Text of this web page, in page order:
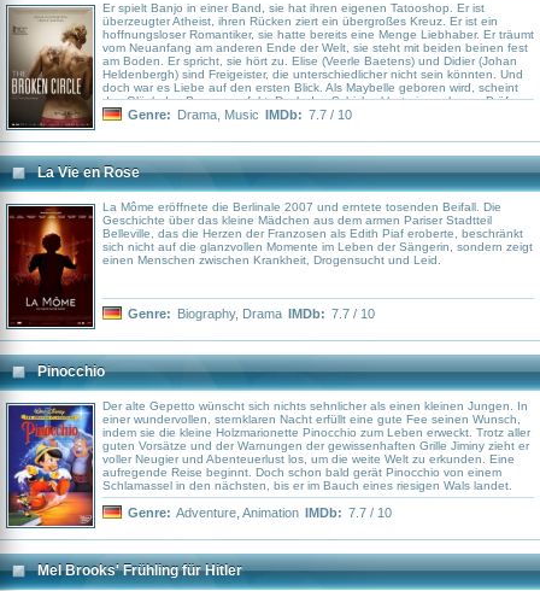
Er spielt Banjo in einer Band, sie hat ihren eigenen Tatooshop. Er ist
überzeugter Atheist, ihren Rücken ziert ein übergroßes Kreuz. Er ist ein
hoffnungsloser Romantiker, sie hatte bereits eine Menge Liebhaber. Er träumt
vom Neuanfang am anderen Ende der Welt, sie steht mit beiden beinen fest
am Boden. Er spricht, sie hört zu. Elise (Veerle Baetens) und Didier (Johan
Heldenbergh) sind Freigeister, die unterschiedlicher nicht sein könnten. Und
doch war es Liebe auf den ersten Blick. Als Maybelle geboren wird, scheint
das Glück des Paares perfekt. Doch das Schicksal hat eine schwere Prüfung
für die beiden geplant. Gemeinsam muss das ungleiche Paar für die gleiche
Genre: Drama Music IMDb: 7.7 / 10
La Vie en Rose
La Môme eröffnete die Berlinale 2007 und erntete tosenden Beifall. Die
Geschichte über das kleine Mädchen aus dem armen Pariser Stadtteil
Belleville, das die Herzen der Franzosen als Edith Piaf eroberte, beschränkt
sich nicht auf die glanzvollen Momente im Leben der Sängerin, sondern zeigt
einen Menschen zwischen Krankheit, Drogensucht und Leid.
Genre: Biography, Drama IMDb: 7.7 / 10
Pinocchio
Der alte Gepetto wünscht sich nichts sehnlicher als einen kleinen Jungen. In
einer wundervollen, sternklaren Nacht erfüllt eine gute Fee seinen Wunsch,
indem sie die kleine Holzmarionette Pinocchio zum Leben erweckt. Trotz aller
guten Vorsätze und der Warnungen der gewissenhaften Grille Jiminy zieht er
voller Neugier und Abenteuerlust los, um die weite Welt zu erkunden. Eine
aufregende Reise beginnt. Doch schon bald gerät Pinocchio von einem
Schlamassel in den nächsten, bis er im Bauch eines riesigen Wals landet.
Genre: Adventure Animation IMDb: 7.7 / 10
Mel Brooks' Frühling für Hitler